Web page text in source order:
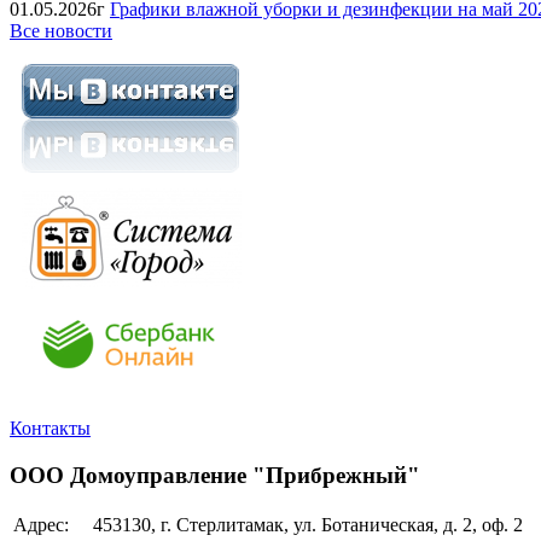
01.05.2026г Графики влажной уборки и дезинфекции на май
Все новости
Контакты
ООО Домоуправление "Прибрежный"
Адрес: 453130, г. Стерлитамак, ул. Ботаническая, д. 2, оф. 2